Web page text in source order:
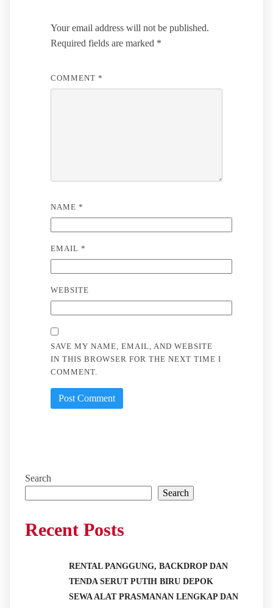
Your email address will not be published.
Required fields are marked *
COMMENT *
NAME *
EMAIL *
WEBSITE
SAVE MY NAME, EMAIL, AND WEBSITE
IN THIS BROWSER FOR THE NEXT TIME I
COMMENT.
Search
Search
Recent Posts
RENTAL PANGGUNG, BACKDROP DAN
TENDA SERUT PUTIH BIRU DEPOK
SEWA ALAT PRASMANAN LENGKAP DAN